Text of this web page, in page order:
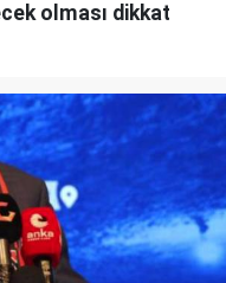
olması dikkat